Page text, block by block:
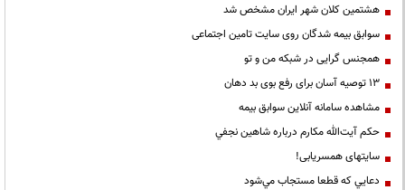
هشتمین کلان شهر ایران مشخص شد
سوابق بیمه شدگان روی سایت تامین اجتماعی
همجنس گرایی در شبکه من و تو
13 توصیه آسان برای رفع بوی بد دهان
مشاهده سامانه آنلاين سوابق بیمه
حكم آيت‌الله مكارم درباره شاهين نجفي
سایتهای همسریابی!
دعايي كه قطعا مستجاب مي‌شود